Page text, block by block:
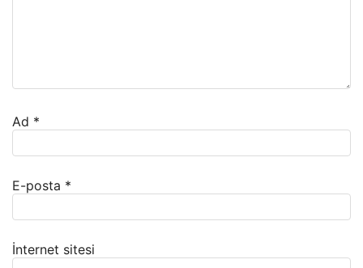
Ad *
E-posta *
İnternet sitesi